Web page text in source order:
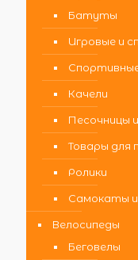
Батуты
Игровые и
Качели
Песочницы
Товары для
Ролики
Самокаты
Велосипеды
Беговелы